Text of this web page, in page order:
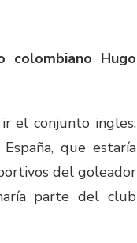
Hugo
el conjunto ingles,
que estaría
del goleador
parte del club